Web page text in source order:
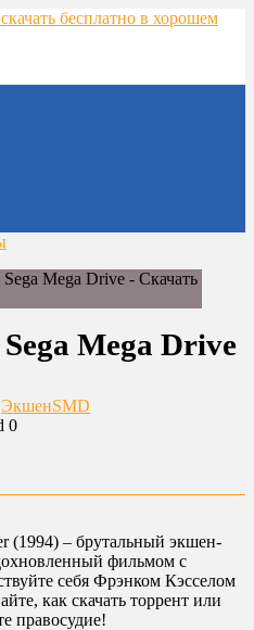
Mega Drive
ЭкшенSMD
0
(1994) – брутальный экшен-
фильмом с
себя Фрэнком Кэсселом
как скачать торрент или
правосудие!